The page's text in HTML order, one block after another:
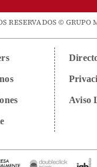
RESERVADOS © GRUPO
Aviso